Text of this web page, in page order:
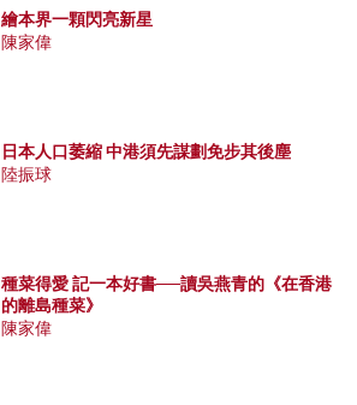
繪本界一顆閃亮新星
陳家偉
日本人口萎縮 中港須先謀劃免步其後塵
陸振球
種菜得愛 記一本好書──讀吳燕青的《在香港
的離島種菜》
陳家偉